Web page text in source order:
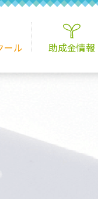
ール 助成金情報